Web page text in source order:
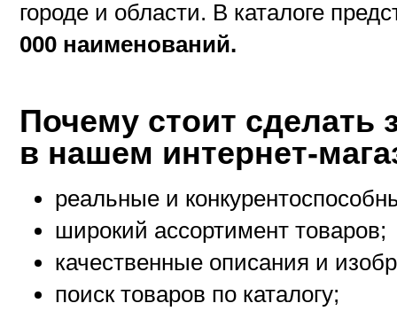
городе и области. В каталоге
000 наименований.
Почему стоит сделать
в нашем интернет-
реальные и
широкий ассортимент товаров;
качественные описания и
поиск товаров по каталогу;